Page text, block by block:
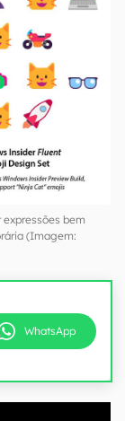
bem
(Imagem:
WhatsApp